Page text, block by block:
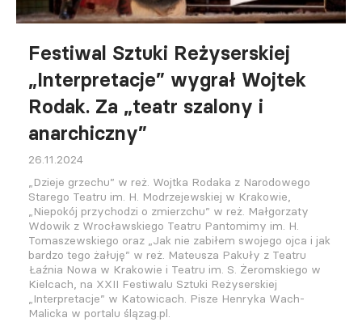
Festiwal Sztuki Reżyserskiej
„Interpretacje” wygrał Wojtek
Rodak. Za „teatr szalony i
anarchiczny”
26.11.2024
„Dzieje grzechu” w reż. Wojtka Rodaka z Narodowego
Starego Teatru im. H. Modrzejewskiej w Krakowie,
„Niepokój przychodzi o zmierzchu” w reż. Małgorzaty
Wdowik z Wrocławskiego Teatru Pantomimy im. H.
Tomaszewskiego oraz „Jak nie zabiłem swojego ojca i jak
bardzo tego żałuję” w reż. Mateusza Pakuły z Teatru
Łaźnia Nowa w Krakowie i Teatru im. S. Żeromskiego w
Kielcach, na XXII Festiwalu Sztuki Reżyserskiej
„Interpretacje” w Katowicach. Pisze Henryka Wach-
Malicka w portalu ślązag.pl.